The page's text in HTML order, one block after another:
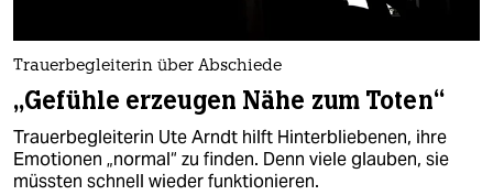
Trauerbegleiterin über Abschiede
„Gefühle erzeugen Nähe zum Toten“
Trauerbegleiterin Ute Arndt hilft Hinterbliebenen, ihre
Emotionen „normal“ zu finden. Denn viele glauben, sie
müssten schnell wieder funktionieren.